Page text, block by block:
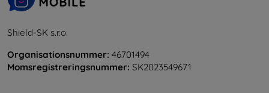
Shield-SK s.r.o.
Organisationsnummer: 46701494
Momsregistreringsnummer: SK2023549671